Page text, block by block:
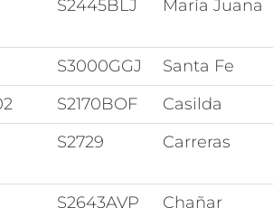
S2445BLJ María Juana
S3000GGJ Santa Fe
S2170BOF Casilda
S2729 Carreras
S2643AVP
Chañar